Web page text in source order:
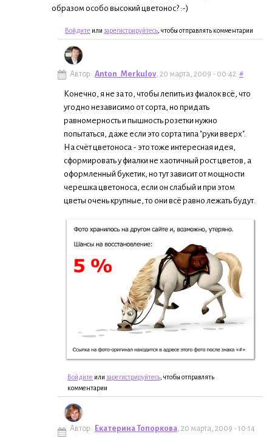
образом особо высокий цветонос? :-)
Войдите или зарегистрируйтесь , чтобы отправлять комментарии
Автор: Anton_Merkulov, 20 марта, 2009 - 00:42 #
Конечно, я не за то, чтобы лепить из фиалок всё, что
угодно независимо от сорта, но придать
равномерность и пышность розетки нужно
попытаться, даже если это сорта типа "руки вверх".
На счёт цветоноса - это тоже интересная идея,
сформировать у фиалки не хаотичный рост цветов, а
оформленный букетик, но тут зависит от мощности
черешка цветоноса, если он слабый и при этом
цветы очень крупные, то они всё равно лежать будут.
Войдите или зарегистрируйтесь , чтобы отправлять
комментарии
Автор: Екатерина Топоркова, 20 марта, 2009 - 10:14